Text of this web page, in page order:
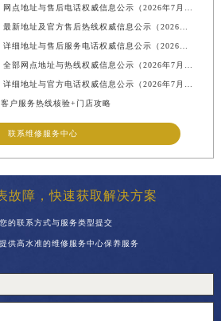
户服务热线核验+门店攻略
联系维修服务中心
故障，快速获取解决方案
的联系方式与服务类型提交
供高水准的维修服务中心保养服务